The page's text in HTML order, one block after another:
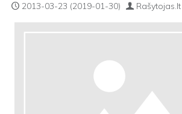
2013-03-23 (2019-01-30) Rašytojas.lt